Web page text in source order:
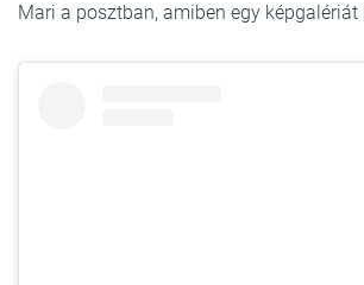
Mari a posztban, amiben egy